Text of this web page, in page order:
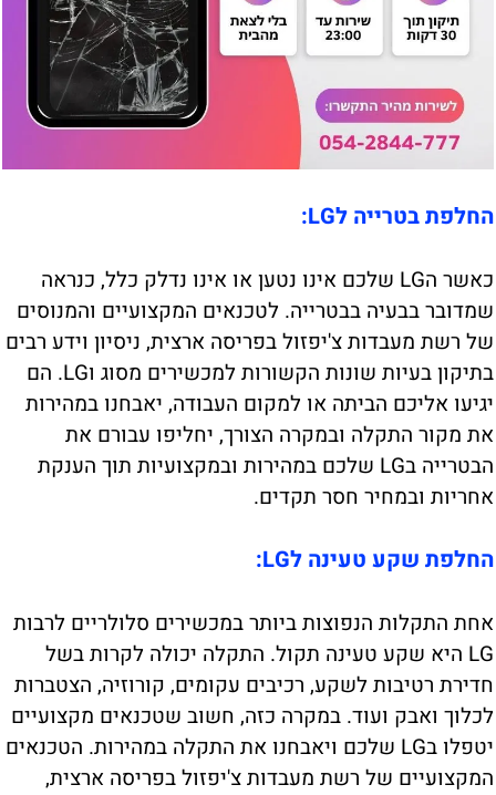
החלפת בטרייה לLG:
כאשר הLG שלכם אינו נטען או אינו נדלק כלל, כנראה
שמדובר בבעיה בבטרייה. לטכנאים המקצועיים והמנוסים
של רשת מעבדות צ'יפזול בפריסה ארצית, ניסיון וידע רבים
בתיקון בעיות שונות הקשורות למכשירים מסוג וLG. הם
יגיעו אליכם הביתה או למקום העבודה, יאבחנו במהירות
את מקור התקלה ובמקרה הצורך, יחליפו עבורם את
הבטרייה בLG שלכם במהירות ובמקצועיות תוך הענקת
אחריות ובמחיר חסר תקדים.
החלפת שקע טעינה לLG:
אחת התקלות הנפוצות ביותר במכשירים סלולריים לרבות
LG היא שקע טעינה תקול. התקלה יכולה לקרות בשל
חדירת רטיבות לשקע, רכיבים עקומים, קורוזיה, הצטברות
לכלוך ואבק ועוד. במקרה כזה, חשוב שטכנאים מקצועיים
יטפלו בLG שלכם ויאבחנו את התקלה במהירות. הטכנאים
המקצועיים של רשת מעבדות צ'יפזול בפריסה ארצית,